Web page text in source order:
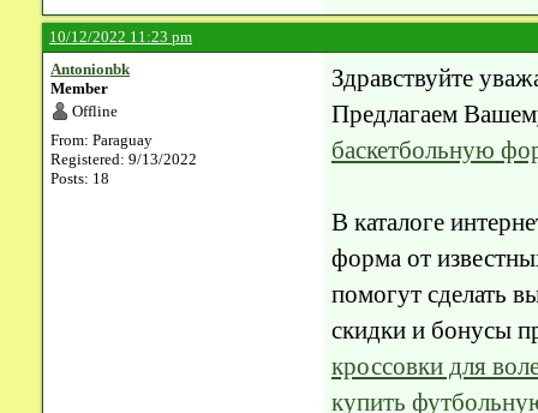
10/12/2022 11:23 pm
Antonionbk
Member
Offline
From: Paraguay
Registered: 9/13/2022
Posts: 18
Здравствуйте
Предлагаем
баскетбольную
В каталоге
форма от
помогут сделать
скидки и бонусы
кроссовки для
купить